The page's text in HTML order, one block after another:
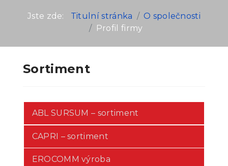
Jste zde: Titulní stránka
O společnosti
Profil firmy
Sortiment
ABL SURSUM – sortiment
CAPRI – sortiment
EROCOMM výroba